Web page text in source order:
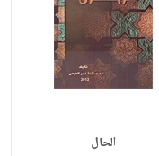
الحال